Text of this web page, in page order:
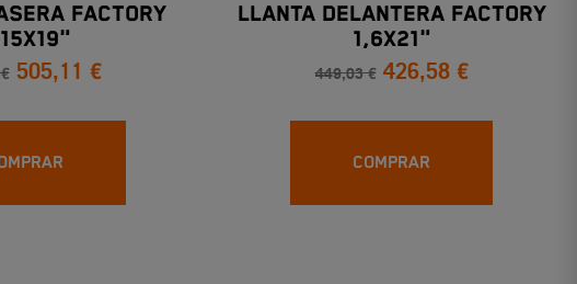
FACTORY
505,11 €
LLANTA DELANTERA FACTORY
1,6X21"
449,03 € 426,58 €
COMPRAR